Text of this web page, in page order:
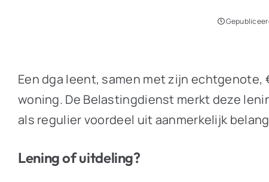
Een dga leent, samen met zijn echtgenote,
woning. De Belastingdienst merkt deze
als regulier voordeel uit aanmerkelijk
Lening of uitdeling?